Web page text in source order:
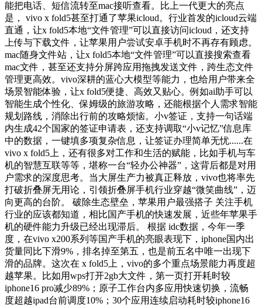
能把电话、短信流转至mac接听查看。比上一代更大的亮点
是， vivo x fold5甚至打通了苹果icloud。行业首发的icloud云端
直通，让x fold5本地“文件管理”可以直接访问icloud，还支持
上传与下载文件，让苹果用户尝试安卓手机时不再存有顾虑。
mac随身文件站，让x fold5本地“文件管理”可以直接搜索查看
mac文件，甚至还支持分屏跨应用拖拽发送文件，跨生态文件
管理更高效。vivo深耕的蓝心大模型等能力，也给用户带来全
场景智能体验，让x fold5便捷、高效又贴心。例如ai助手可以
智能生成个性化、保姆级的旅游攻略，还能根据个人需求智能
规划路线，消除出行前的攻略烦恼。小v签证，支持一句话端
内生成42个国家的签证申请表，还支持调取“小v记忆”信息库
中的数据，一键填多项复杂信息，让签证办理简单无忧......在
vivo x fold5上，还有很多对工作和生活的赋能，比如手机与车
机的智慧互联等等，堪称一台“轻办公神器”，这背后都是对用
户需求的深度思考。当大屏生产力被真正释放，vivo也将率先
打破折叠屏无用论，引领折叠屏手机行业穿越“微笑曲线”，迈
向更高的台阶。 破除生态壁垒，苹果用户最强搭子 关注手机
行业的应该都知道，相比国产手机的快速发展，近些年苹果手
机的硬件能力升级已经出现滞后。 根据 idc数据，今年一季
度，在vivo x200系列等国产手机的亮眼表现下，iphone国内出
货量同比下滑9%，排名掉至第五，也是前五名中唯一出现下
滑的品牌。这次在 x fold5上，vivo的多个重点场景能力再度超
越苹果。比如用wps打开2gb大文件，第一页打开耗时较
iphone16 pro减少89%；原子工作台内多应用快速切换，流畅
度超越ipad台前调度10%；30个应用连续启动耗时较iphone16